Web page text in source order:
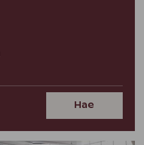
Hae